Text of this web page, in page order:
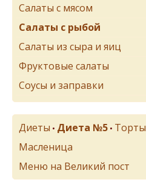
Салаты с мясом
Салаты с рыбой
Салаты из сыра и яиц
Фруктовые салаты
Соусы и заправки
Диеты • Диета №5 • Торты
Масленица
Меню на Великий пост